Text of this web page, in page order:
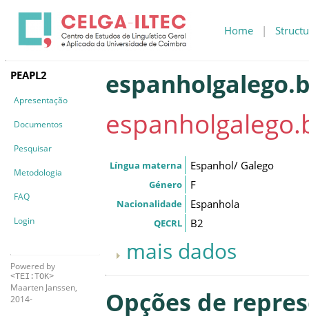
Home |
PEAPL2
Apresentação
Documentos
Pesquisar
Metodologia
FAQ
Login
Powered by
<TEI:TOK>
Maarten Janssen,
2014-
Língua materna Espanhol/ Galego
Género F
Nacionalidade Espanhola
QECRL B2
mais dados
Opções de